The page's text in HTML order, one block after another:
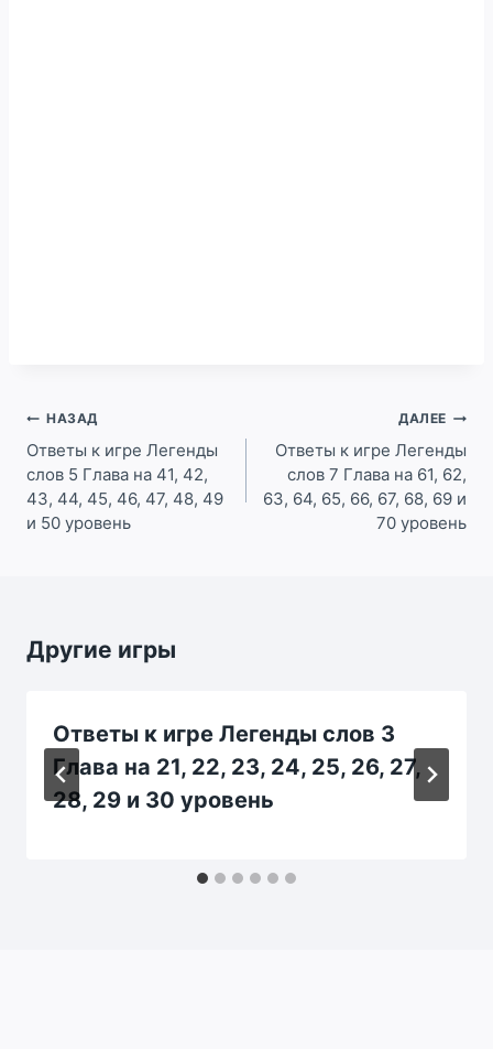
Навигация
по
записям
НАЗАД
Ответы к игре Легенды
слов 5 Глава на 41, 42,
43, 44, 45, 46, 47, 48, 49
и 50 уровень
ДАЛЕЕ
Ответы к игре Легенды
слов 7 Глава на 61, 62,
63, 64, 65, 66, 67, 68, 69 и
70 уровень
Другие игры
Ответы к игре Легенды слов 3
Глава на 21, 22, 23, 24, 25, 26, 27,
28, 29 и 30 уровень